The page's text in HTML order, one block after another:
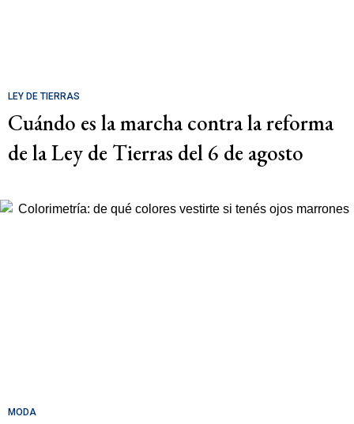
LEY DE TIERRAS
Cuándo es la marcha contra la reforma
de la Ley de Tierras del 6 de agosto
MODA